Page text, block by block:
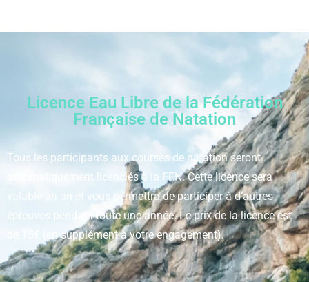
Licence Eau Libre de la Fédération
Française de Natation
Tous les participants aux courses de natation seront
automatiquement licenciés à la FFN. Cette licence sera
valable un an et vous permettra de participer à d’autres
épreuves pendant toute une année. Le prix de la licence est
de 15€ (en supplément à votre engagement).